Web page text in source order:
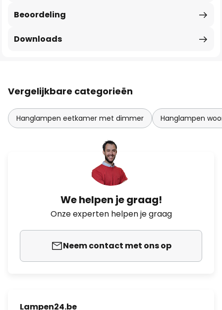
Beoordeling
Downloads
Vergelijkbare categorieën
Hanglampen eetkamer met dimmer Hanglampen
We helpen je graag!
Onze experten helpen je graag
Neem contact met ons op
Lampen24.be